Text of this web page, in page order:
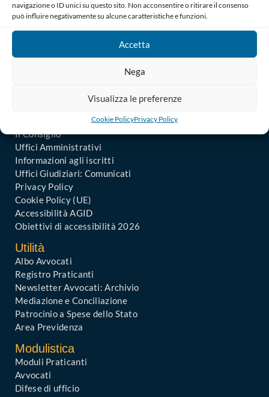
navigazione o ID unici su questo sito. Non acconsentire o ritirare il consenso
può influire negativamente su alcune caratteristiche e funzioni.
Accetta
Nega
Visualizza le preferenze
Cookie PolicyPrivacy Policy
Ordine degli Avvocati di Bari
Palazzo di Giustizia, Piazza De Nicola 70123 BARI
Telefono : 080 574 91 54 / 080 527 73 24
Codice Fiscale: 80019470725
Codice univoco di Fatturazione: UFGAKA
PEC – Posta Elettronica Certificata :
Il Consiglio
Uffici Amministrativi
Informazioni agli iscritti
Uffici Giudiziari: Comunicati
Privacy Policy
Cookie Policy (UE)
Accessibilità AGID
Obiettivi di accessibilità 2026
Utilità
Albo Avvocati
Registro Praticanti
Newsletter Avvocati: Archivio
Mediazione e Conciliazione
Patrocinio a Spese dello Stato
Area Previdenza
Modulistica
Moduli Praticanti
Avvocati
Difese di ufficio